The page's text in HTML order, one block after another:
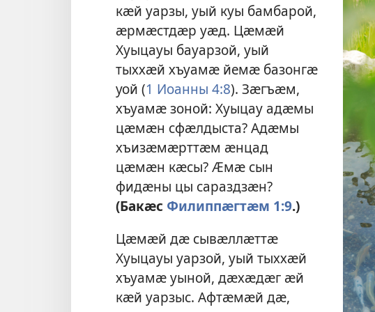
кӕй уарзы, уый куы бамбарой,
ӕрмӕстдӕр уӕд. Цӕмӕй
Хуыцауы бауарзой, уый
тыххӕй хъуамӕ йемӕ базонгӕ
уой (1 Иоанны 4:8). Зӕгъӕм,
хъуамӕ зоной: Хуыцау адӕмы
цӕмӕн сфӕлдыста? Адӕмы
хъизӕмӕрттӕм ӕнцад
цӕмӕн кӕсы? Ӕмӕ сын
фидӕны цы сараздзӕн?
(Бакӕс Филиппӕгтӕм 1:9.)
Цӕмӕй дӕ сывӕллӕттӕ
Хуыцауы уарзой, уый тыххӕй
хъуамӕ уыной, дӕхӕдӕг ӕй
кӕй уарзыс. Афтӕмӕй дӕ,